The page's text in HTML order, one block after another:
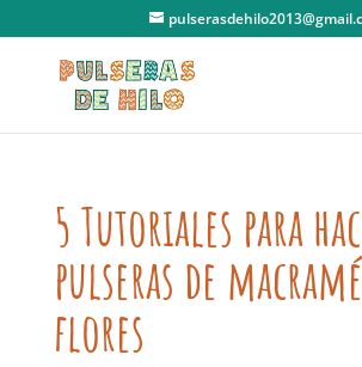
5 Tutoriales para
pulseras de
flores